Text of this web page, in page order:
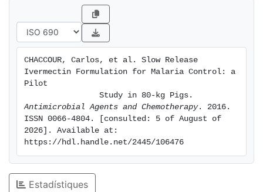
CHACCOUR, Carlos, et al. Slow Release
Ivermectin Formulation for Malaria Control: a
Pilot
Antimicrobial Agents and Chemotherapy. 2016.
ISSN 0066-4804. [consulted: 5 of August of
2026]. Available at:
https://hdl.handle.net/2445/106476
Estadístiques